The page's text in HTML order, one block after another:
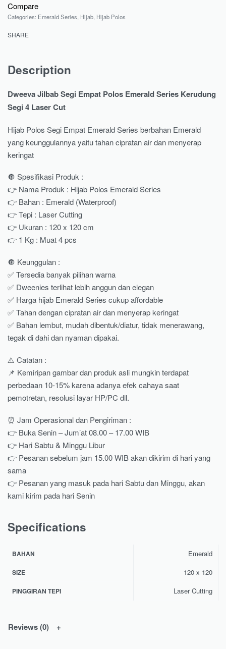
Compare
Categories: Emerald Series, Hijab, Hijab Polos
SHARE
Description
Dweeva Jilbab Segi Empat Polos Emerald Series Kerudung
Segi 4 Laser Cut
Hijab Polos Segi Empat Emerald Series berbahan Emerald
yang keunggulannya yaitu tahan cipratan air dan menyerap
keringat
🔘 Spesifikasi Produk :
👉 Nama Produk : Hijab Polos Emerald Series
👉 Bahan : Emerald (Waterproof)
👉 Tepi : Laser Cutting
👉 Ukuran : 120 x 120 cm
👉 1 Kg : Muat 4 pcs
🔘 Keunggulan :
✅ Tersedia banyak pilihan warna
✅ Dweenies terlihat lebih anggun dan elegan
✅ Harga hijab Emerald Series cukup affordable
✅ Tahan dengan cipratan air dan menyerap keringat
✅ Bahan lembut, mudah dibentuk/diatur, tidak menerawang,
tegak di dahi dan nyaman dipakai.
⚠️ Catatan :
📌 Kemiripan gambar dan produk asli mungkin terdapat
perbedaan 10-15% karena adanya efek cahaya saat
pemotretan, resolusi layar HP/PC dll.
⏰ Jam Operasional dan Pengiriman :
👉 Buka Senin – Jum’at 08.00 – 17.00 WIB
👉 Hari Sabtu & Minggu Libur
👉 Pesanan sebelum jam 15.00 WIB akan dikirim di hari yang
sama
👉 Pesanan yang masuk pada hari Sabtu dan Minggu, akan
kami kirim pada hari Senin
Specifications
BAHAN Emerald
SIZE 120 x 120
PINGGIRAN TEPI Laser Cutting
Reviews (0)